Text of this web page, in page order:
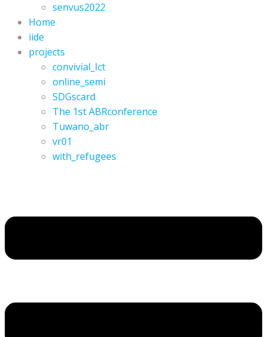
senvus2022
Home
iide
projects
convivial_Ict
online_semi
SDGscard
The 1st ABRconference
Tuwano_abr
vr01
with_refugees